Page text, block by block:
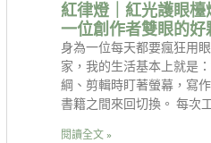
紅律燈｜紅光護眼檯
一位創作者雙眼的好
身為一位每天都要瘋狂用
家，我的生活基本上就是
綱、剪輯時盯著螢幕，寫
書籍之間來回切換。 每次
閱讀全文 »